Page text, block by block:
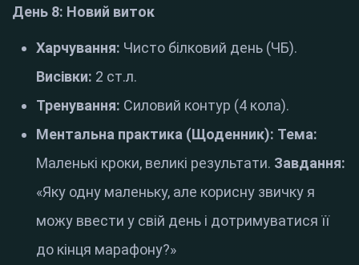
День 8: Новий виток
Харчування: Чисто білковий день (ЧБ).
Висівки: 2 ст.л.
Тренування: Силовий контур (4 кола).
Ментальна практика (Щоденник): Тема:
Маленькі кроки, великі результати. Завдання:
«Яку одну маленьку, але корисну звичку я
можу ввести у свій день і дотримуватися її
до кінця марафону?»